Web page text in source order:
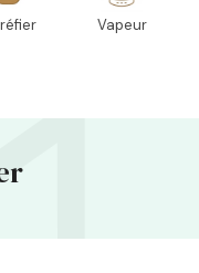
Vapeur